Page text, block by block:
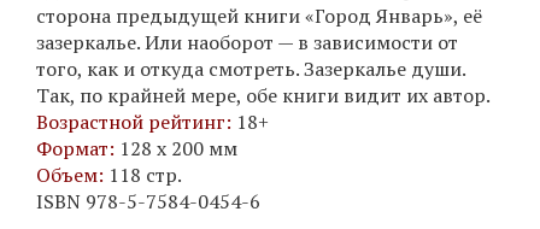
сторона предыдущей книги «Город Январь», её
зазеркалье. Или наоборот — в зависимости от
того, как и откуда смотреть. Зазеркалье души.
Так, по крайней мере, обе книги видит их автор.
Возрастной рейтинг: 18+
Формат: 128 х 200 мм
Объем: 118 стр.
ISBN 978-5-7584-0454-6